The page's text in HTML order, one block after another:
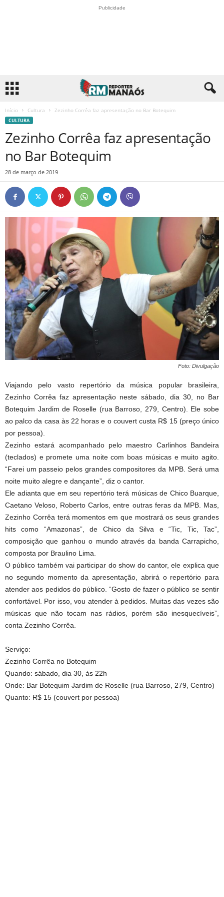
Publicidade
Início Cultura Zezinho Corrêa faz apresentação no Bar Botequim
CULTURA
Zezinho Corrêa faz apresentação
no Bar Botequim
28 de março de 2019
Foto: Divulgação
Viajando pelo vasto repertório da música popular brasileira,
Zezinho Corrêa faz apresentação neste sábado, dia 30, no Bar
Botequim Jardim de Roselle (rua Barroso, 279, Centro). Ele sobe
ao palco da casa às 22 horas e o couvert custa R$ 15 (preço único
por pessoa).
Zezinho estará acompanhado pelo maestro Carlinhos Bandeira
(teclados) e promete uma noite com boas músicas e muito agito.
“Farei um passeio pelos grandes compositores da MPB. Será uma
noite muito alegre e dançante”, diz o cantor.
Ele adianta que em seu repertório terá músicas de Chico Buarque,
Caetano Veloso, Roberto Carlos, entre outras feras da MPB. Mas,
Zezinho Corrêa terá momentos em que mostrará os seus grandes
hits como “Amazonas”, de Chico da Silva e “Tic, Tic, Tac”,
composição que ganhou o mundo através da banda Carrapicho,
composta por Braulino Lima.
O público também vai participar do show do cantor, ele explica que
no segundo momento da apresentação, abrirá o repertório para
atender aos pedidos do público. “Gosto de fazer o público se sentir
confortável. Por isso, vou atender à pedidos. Muitas das vezes são
músicas que não tocam nas rádios, porém são inesquecíveis”,
conta Zezinho Corrêa.
Serviço:
Zezinho Corrêa no Botequim
Quando: sábado, dia 30, às 22h
Onde: Bar Botequim Jardim de Roselle (rua Barroso, 279, Centro)
Quanto: R$ 15 (couvert por pessoa)